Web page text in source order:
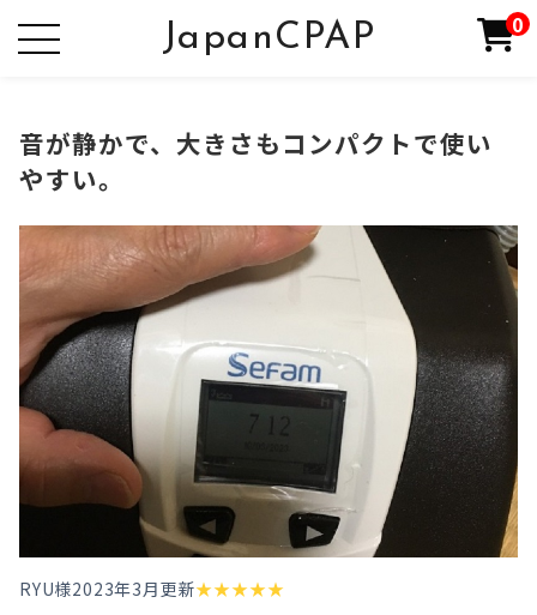
JapanCPAP 0
音が静かで、大きさもコンパクトで使い
やすい。
RYU様2023年3月更新★★★★★